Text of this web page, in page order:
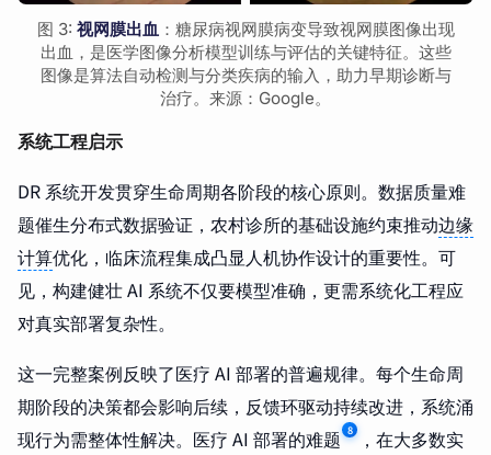
图 3: 视网膜出血 ：糖尿病视网膜病变导致视网膜图像出现
出血，是医学图像分析模型训练与评估的关键特征。这些
图像是算法自动检测与分类疾病的输入，助力早期诊断与
治疗。来源：Google。
系统工程启示
DR 系统开发贯穿生命周期各阶段的核心原则。数据质量难
题催生分布式数据验证，农村诊所的基础设施约束推动边缘
计算优化，临床流程集成凸显人机协作设计的重要性。可
见，构建健壮 AI 系统不仅要模型准确，更需系统化工程应
对真实部署复杂性。
这一完整案例反映了医疗 AI 部署的普遍规律。每个生命周
期阶段的决策都会影响后续，反馈环驱动持续改进，系统涌
现行为需整体性解决。医疗 AI 部署的难题 8
，在大多数实